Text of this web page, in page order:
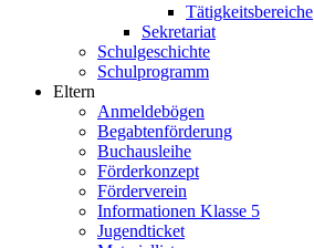
Tätigkeitsbereiche
Sekretariat
Schulgeschichte
Schulprogramm
Eltern
Anmeldebögen
Begabtenförderung
Buchausleihe
Förderkonzept
Förderverein
Informationen Klasse 5
Jugendticket